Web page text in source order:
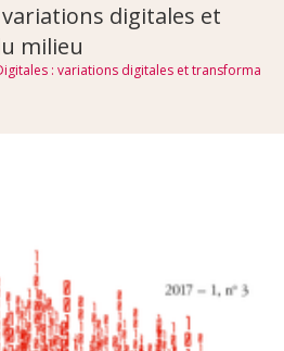
digitales et
milieu
: variations digitales et